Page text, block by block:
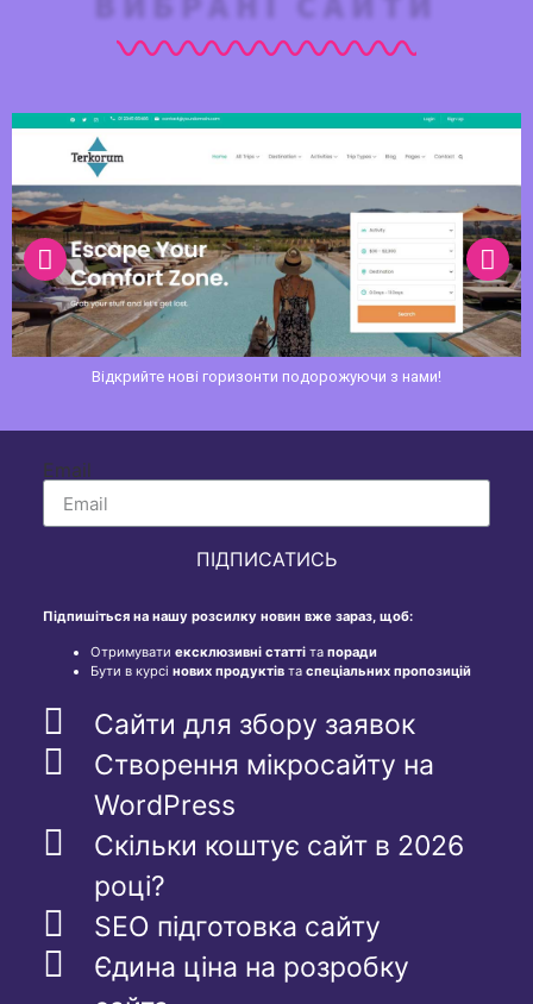
Відкрийте нові горизонти подорожуючи з нами!
Email
ПІДПИСАТИСЬ
Підпишіться на нашу розсилку новин вже зараз, щоб:
Отримувати ексклюзивні статті та поради
Бути в курсі нових продуктів та спеціальних пропозицій
Сайти для збору заявок
Створення мікросайту на
WordPress
Скільки коштує сайт в 2026
році?
SEO підготовка сайту
Єдина ціна на розробку